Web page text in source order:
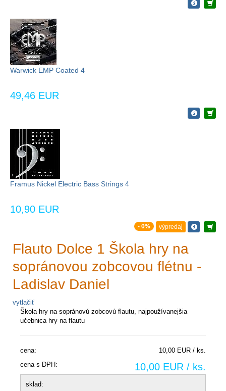
Warwick EMP Coated 4
49,46 EUR
Framus Nickel Electric Bass Strings 4
10,90 EUR
- 0% výpredaj
Flauto Dolce 1 Škola hry na
sopránovou zobcovou flétnu -
Ladislav Daniel
vytlačiť
Škola hry na sopránovú zobcovú flautu, najpoužívanejšia
učebnica hry na flautu
cena:
10,00 EUR / ks.
cena s DPH:
10,00 EUR / ks.
sklad: